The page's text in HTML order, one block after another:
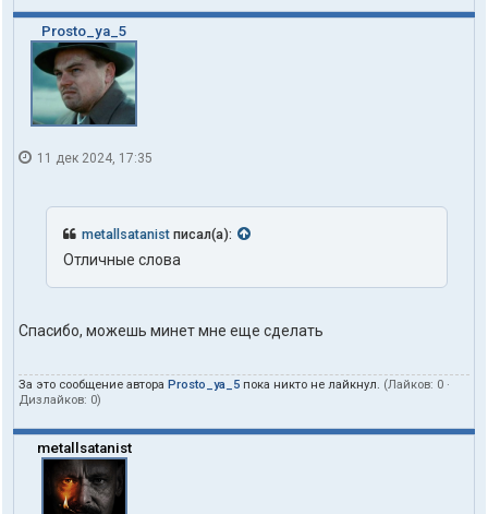
Prosto_ya_5
11 дек 2024, 17:35
metallsatanist писал(а):
Отличные слова
Спасибо, можешь минет мне еще сделать
За это сообщение автора Prosto_ya_5 пока никто не лайкнул. (Лайков: 0 ·
Дизлайков: 0)
metallsatanist